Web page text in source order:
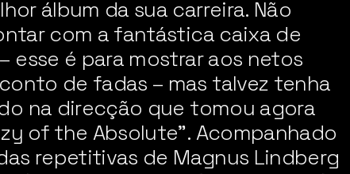
álbum da sua carreira. Não
com a fantástica caixa de
esse é para mostrar aos netos
de fadas – mas talvez tenha
na direcção que tomou agora
of the Absolute”. Acompanhado
repetitivas de Magnus Lindberg